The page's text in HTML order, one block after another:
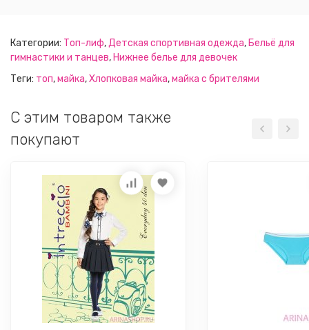
Категории: Топ-лиф,Детская спортивная одежда, Бельё для
гимнастики и танцев, Нижнее белье для девочек
Теги: топ,майка,Хлопковая майка,майка с брителями
C этим товаром также
покупают